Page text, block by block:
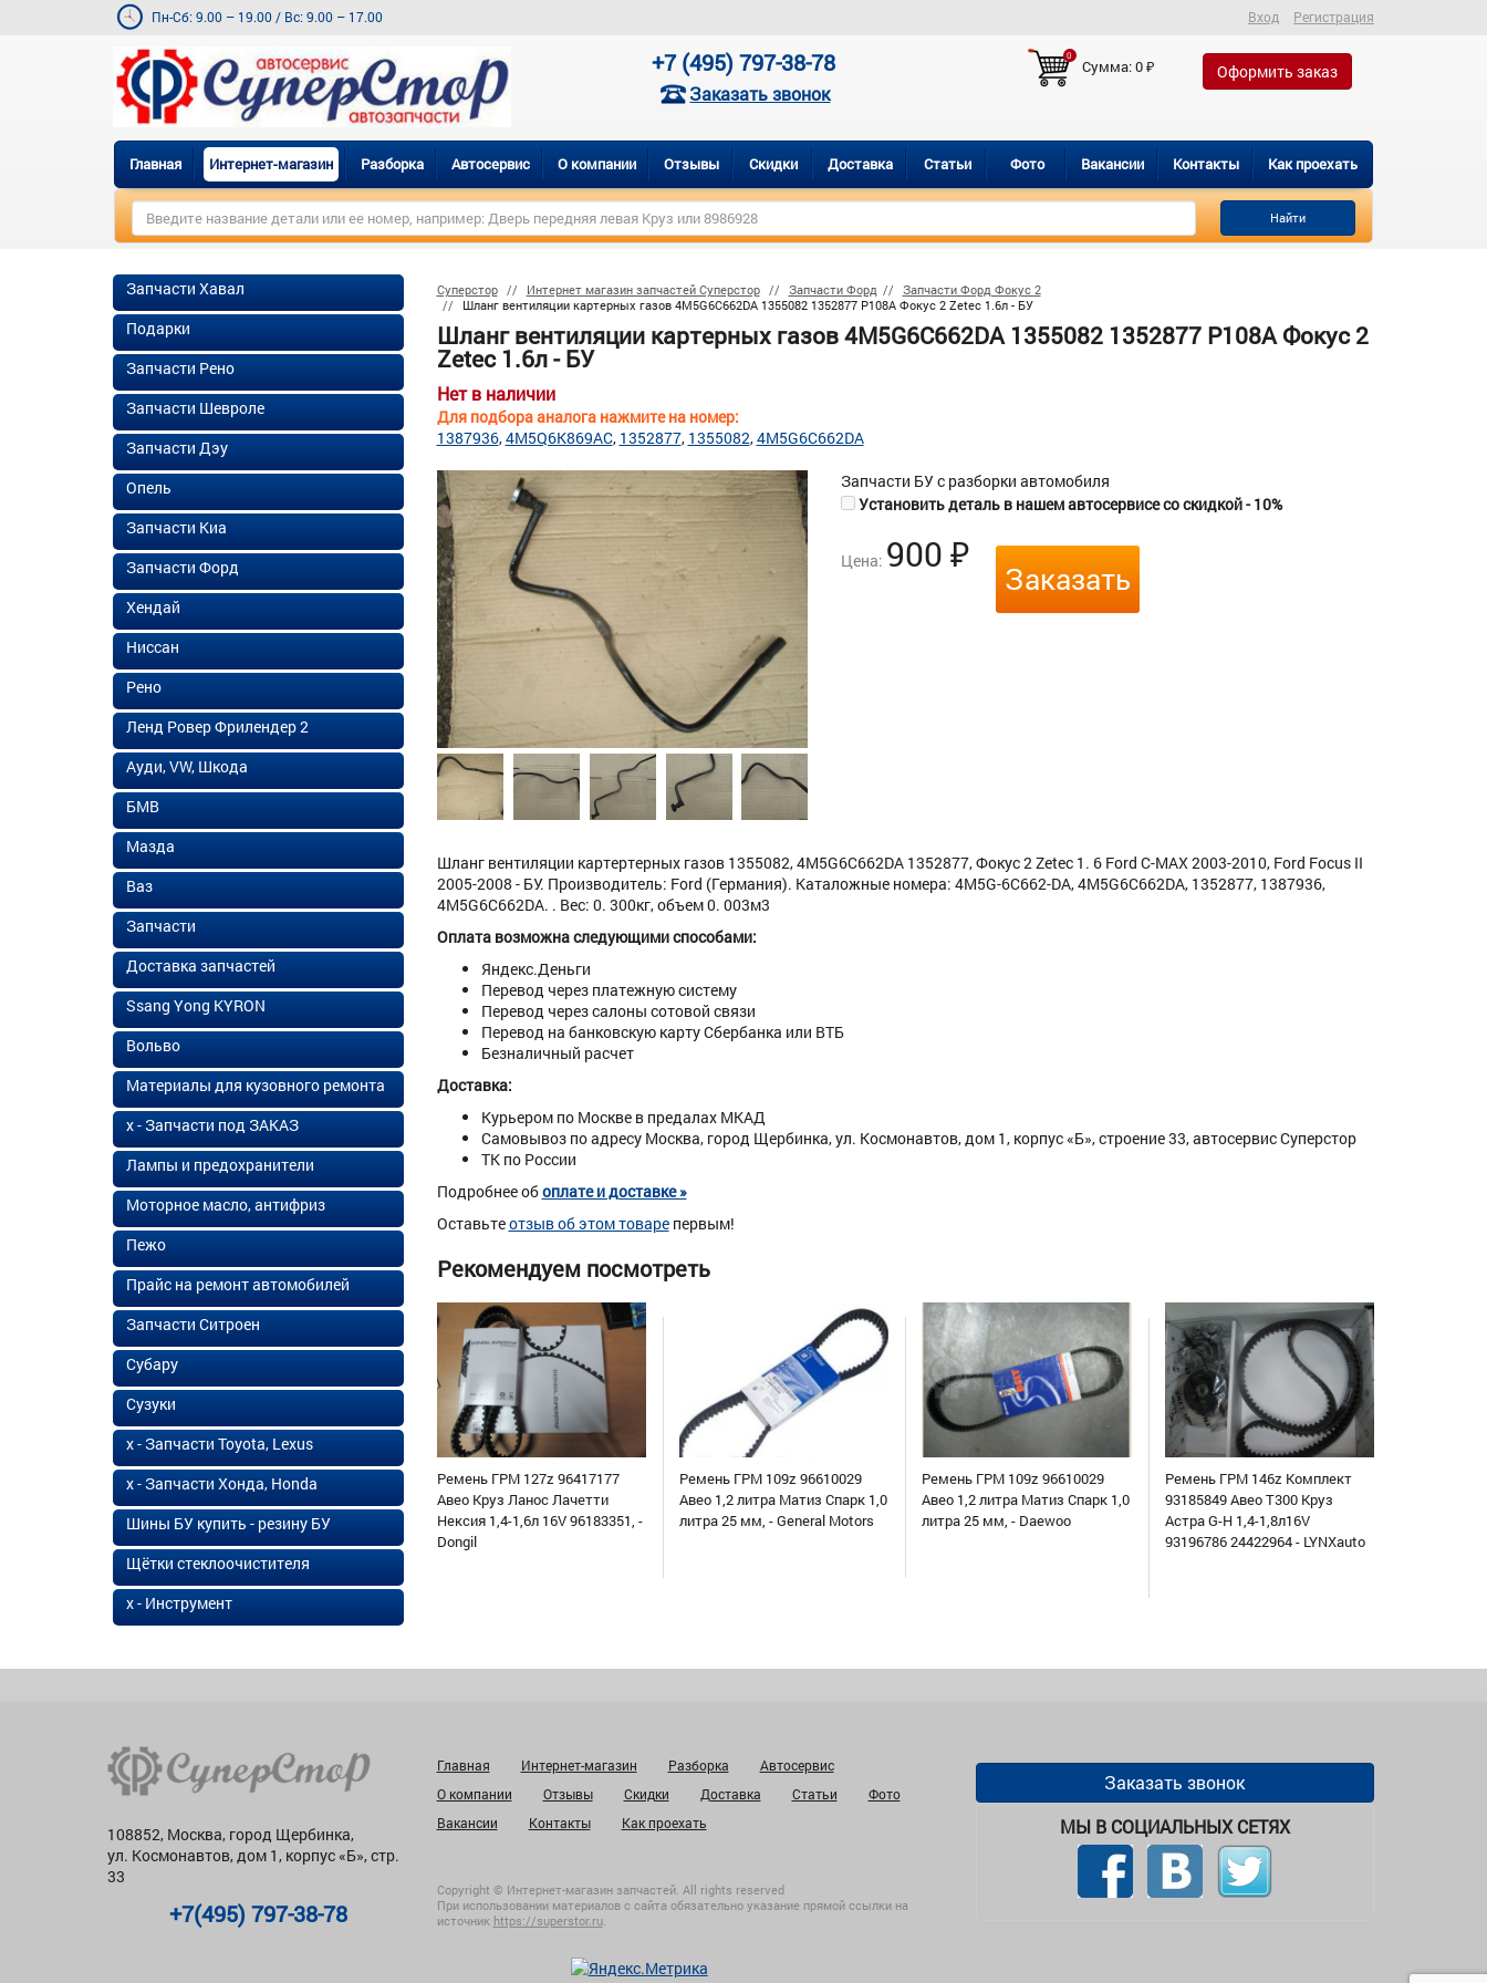
Пн-Сб: 9.00 – 19.00 / Вс: 9.00 – 17.00 Вход Регистрация
+7 (495) 797-38-78
Заказать звонок
0
Сумма:0₽ Оформить заказ
Главная Интернет-магазин Разборка Автосервис О компании Отзывы Скидки Доставка Статьи Фото Вакансии Контакты Как проехать
Найти
Суперстор Интернет магазин запчастей Суперстор Запчасти Форд
Запчасти Форд Фокус 2
Шланг вентиляции картерных газов 4M5G6C662DA 1355082 1352877 P108A Фокус 2 Zetec 1.6л - БУ
Шланг вентиляции картерных газов 4M5G6C662DA 1355082 1352877 P108A Фокус 2
Zetec 1.6л - БУ
Нет в наличии
Для подбора аналога нажмите на номер:
1387936 4M5Q6K869AC 1352877 1355082 4M5G6C662DA
Запчасти БУ с разборки автомобиля
Установить деталь в нашем автосервисе со скидкой - 10%
Цена: 900₽
Заказать
Шланг вентиляции картертерных газов 1355082, 4M5G6C662DA 1352877, Фокус 2 Zetec 1. 6 Ford C-MAX 2003-2010, Ford Focus II
2005-2008 - БУ. Производитель: Ford (Германия). Каталожные номера: 4M5G-6C662-DA, 4M5G6C662DA, 1352877, 1387936,
4M5G6C662DA. . Вес: 0. 300кг, объем 0. 003м3
Оплата возможна следующими способами:
Яндекс.Деньги
Перевод через платежную систему
Перевод через салоны сотовой связи
Перевод на банковскую карту Сбербанка или ВТБ
Безналичный расчет
Доставка:
Курьером по Москве в предалах МКАД
Самовывоз по адресу Москва, город Щербинка, ул. Космонавтов, дом 1, корпус «Б», строение 33, автосервис Суперстор
ТК по России
Подробнее обоплате и доставке »
Оставьтеотзыв об этом товарепервым!
Рекомендуем посмотреть
Ремень ГРМ 127z 96417177
Авео Круз Ланос Лачетти
Нексия 1,4-1,6л 16V 96183351, -
Dongil
Ремень ГРМ 109z 96610029
Авео 1,2 литра Матиз Спарк 1,0
литра 25 мм, - General Motors
Ремень ГРМ 109z 96610029
Авео 1,2 литра Матиз Спарк 1,0
литра 25 мм, - Daewoo
Ремень ГРМ 146z Комплект
93185849 Авео Т300 Круз
Астра G-H 1,4-1,8л16V
93196786 24422964 - LYNXauto
Запчасти Хавал
Подарки
Запчасти Рено
Запчасти Шевроле
Запчасти Дэу
Опель
Запчасти Киа
Запчасти Форд
Хендай
Ниссан
Рено
Ленд Ровер Фрилендер 2
Ауди, VW, Шкода
БМВ
Мазда
Ваз
Запчасти
Доставка запчастей
Ssang Yong KYRON
Вольво
Материалы для кузовного ремонта
х - Запчасти под ЗАКАЗ
Лампы и предохранители
Моторное масло, антифриз
Пежо
Прайс на ремонт автомобилей
Запчасти Ситроен
Субару
Сузуки
х - Запчасти Toyota, Lexus
х - Запчасти Хонда, Honda
Шины БУ купить - резину БУ
Щётки стеклоочистителя
х - Инструмент
108852, Москва, город Щербинка,
ул. Космонавтов, дом 1, корпус «Б», стр.
33
+7(495) 797-38-78
Главная Интернет-магазин Разборка
Автосервис
О компании
Отзывы Скидки Доставка Статьи
Фото
Вакансии
Контакты Как проехать
Copyright © Интернет-магазин запчастей. All rights reserved
При использовании материалов с сайта обязательно указание прямой ссылки на
источник https://superstor.ru.
Заказать звонок
МЫ В СОЦИАЛЬНЫХ СЕТЯХ